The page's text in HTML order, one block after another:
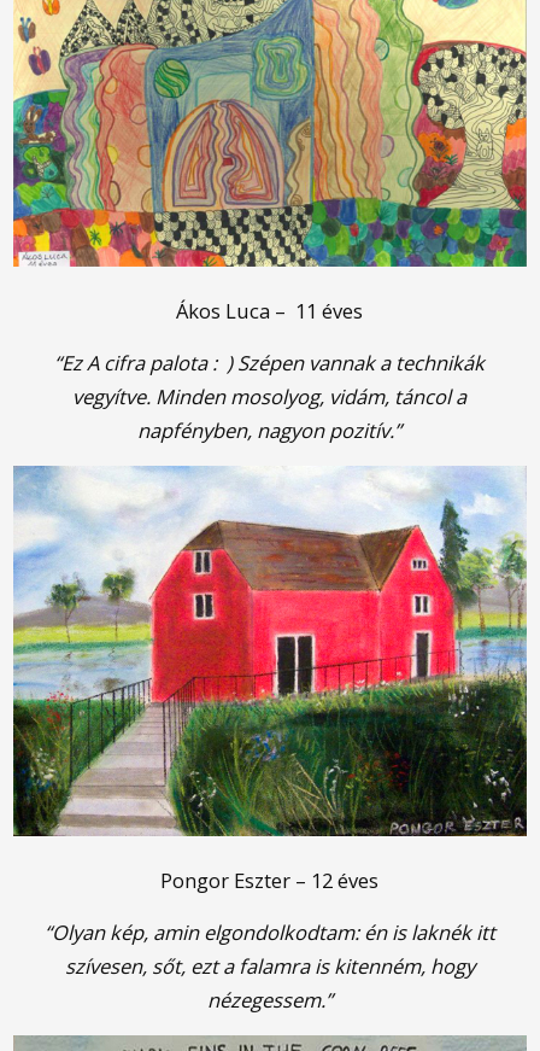
Ákos Luca – 11 éves
“Ez A cifra palota : ) Szépen vannak a technikák
vegyítve. Minden mosolyog, vidám, táncol a
napfényben, nagyon pozitív.”
Pongor Eszter – 12 éves
“Olyan kép, amin elgondolkodtam: én is laknék itt
szívesen, sőt, ezt a falamra is kitenném, hogy
nézegessem.”